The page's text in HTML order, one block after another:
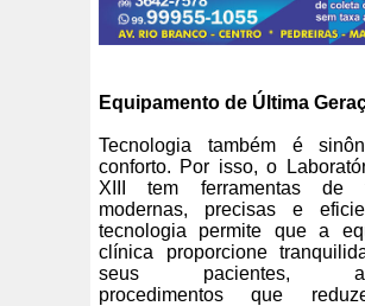
Equipamento de Última
Tecnologia também é
conforto. Por isso, o
XIII tem ferramentas de
modernas, precisas e
tecnologia permite que a
clínica proporcione
seus pacientes,
procedimentos que